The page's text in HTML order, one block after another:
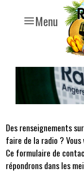
Menu
Des renseignements
faire de la radio ? Vous
Ce formulaire de
répondrons dans les